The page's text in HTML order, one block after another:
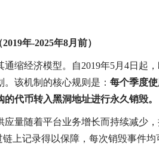
年-2025年8月前）
缩经济模型。自2019年5月4日起
该机制的核心规则是： 每个季度
代币转入黑洞地址进行永久销毁。
量随着平台业务增长而持续减少
上记录得以保障，每次销毁事件